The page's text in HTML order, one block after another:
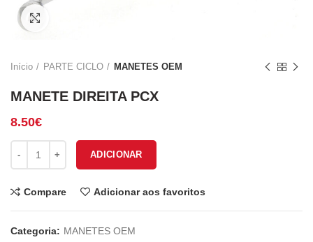
Início PARTE CICLO MANETES OEM
MANETE DIREITA PCX
8.50€
ADICIONAR
Compare Adicionar aos favoritos
Categoria: MANETES OEM